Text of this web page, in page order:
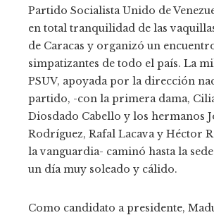
Partido Socialista Unido de
en total tranquilidad de las
de Caracas y organizó un
simpatizantes de todo el país. La
PSUV, apoyada por la dirección
partido, -con la primera dama,
Diosdado Cabello y los hermanos
Rodríguez, Rafal Lacava y Héctor
la vanguardia- caminó hasta la
un día muy soleado y cálido.
Como candidato a presidente,